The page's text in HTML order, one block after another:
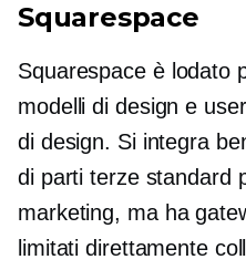
Squarespace
Squarespace è lodato
modelli di design e
di design. Si integra
di parti terze standard
marketing, ma ha
limitati direttamente